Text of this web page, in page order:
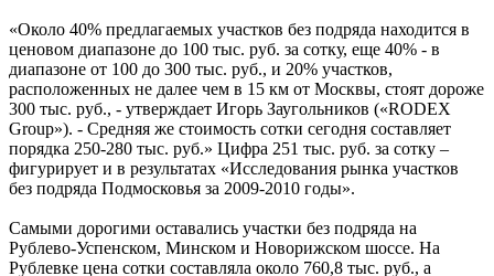
«Около 40% предлагаемых участков без подряда находится в
ценовом диапазоне до 100 тыс. руб. за сотку, еще 40% - в
диапазоне от 100 до 300 тыс. руб., и 20% участков,
расположенных не далее чем в 15 км от Москвы, стоят дороже
300 тыс. руб., - утверждает Игорь Заугольников («RODEX
Group»). - Средняя же стоимость сотки сегодня составляет
порядка 250-280 тыс. руб.» Цифра 251 тыс. руб. за сотку –
фигурирует и в результатах «Исследования рынка участков
без подряда Подмосковья за 2009-2010 годы».
Самыми дорогими оставались участки без подряда на
Рублево-Успенском, Минском и Новорижском шоссе. На
Рублевке цена сотки составляла около 760,8 тыс. руб., а